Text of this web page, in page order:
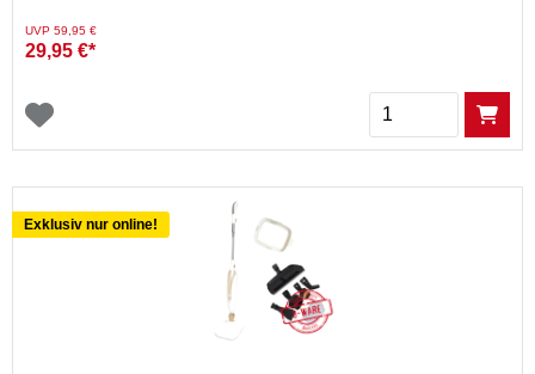
Preis reduziert von
UVP 59,95 €auf
29,95 €*
Menge
Exklusiv nur online!